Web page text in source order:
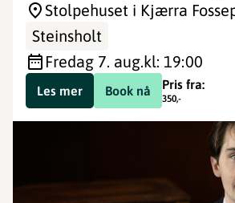
Stolpehuset i Kjærra
Steinsholt
fredag 7. aug.kl: 19:00
Book nå Pris fra:
350,-
Les mer